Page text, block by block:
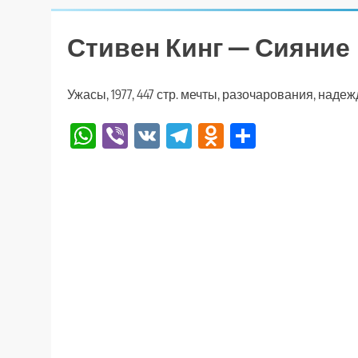
Стивен Кинг — Сияние
Ужасы, 1977, 447 стр. мечты, разочарования,
WhatsApp
Viber
VK TelegramOdnoklassniki